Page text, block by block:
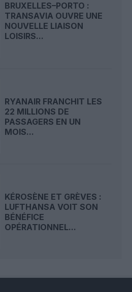
BRUXELLES–PORTO :
TRANSAVIA OUVRE UNE
NOUVELLE LIAISON
LOISIRS...
RYANAIR FRANCHIT LES
22 MILLIONS DE
PASSAGERS EN UN
MOIS...
KÉROSÈNE ET GRÈVES :
LUFTHANSA VOIT SON
BÉNÉFICE
OPÉRATIONNEL...